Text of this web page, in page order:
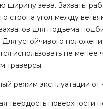
ширину зева. Захваты
стропа угол между
для подъема
Для устойчивого
использовать не менее
траверсы.
режим эксплуатации от
твердость поверхности